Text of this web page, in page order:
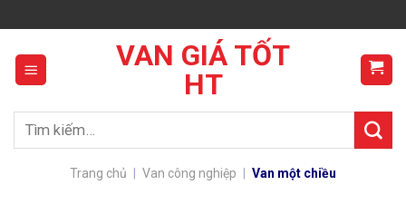
to
content
VAN GIÁ TỐT
HT
Tìm
Trang chủ Van công nghiệp Van một chiều